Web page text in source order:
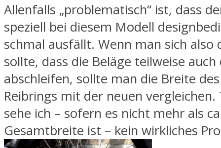
Allenfalls „problematisch“ ist, dass
speziell bei diesem Modell
schmal ausfällt. Wenn man sich also
sollte, dass die Beläge teilweise auch
abschleifen, sollte man die Breite
Reibrings mit der neuen vergleichen.
sehe ich – sofern es nicht mehr als
Gesamtbreite ist – kein wirkliches